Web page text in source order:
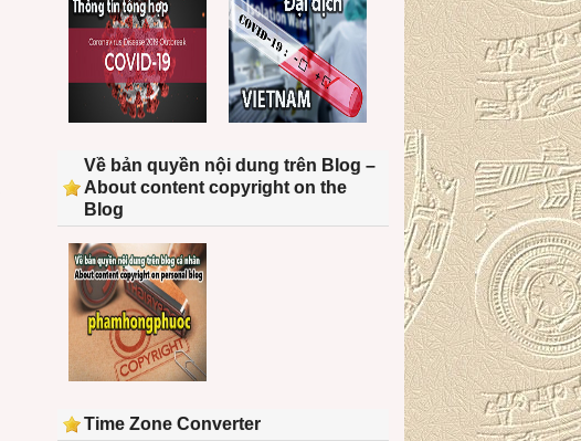
Về bản quyền nội dung trên Blog –
About content copyright on the
Blog
Time Zone Converter